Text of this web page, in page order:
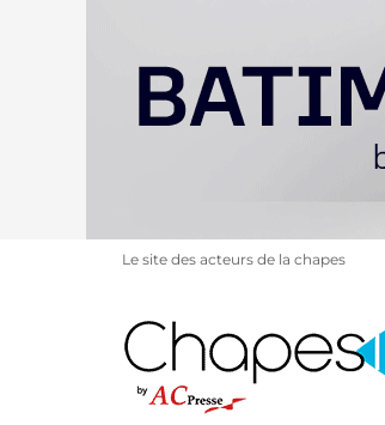
Le site des acteurs de la chapes